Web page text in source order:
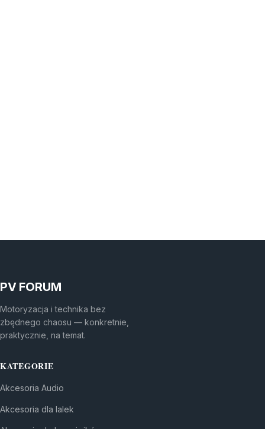
PV FORUM
Motoryzacja i technika bez
zbędnego chaosu — konkretnie,
praktycznie, na temat.
KATEGORIE
Akcesoria Audio
Akcesoria dla lalek